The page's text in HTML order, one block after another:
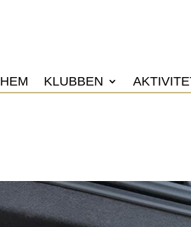
HEM KLUBBEN